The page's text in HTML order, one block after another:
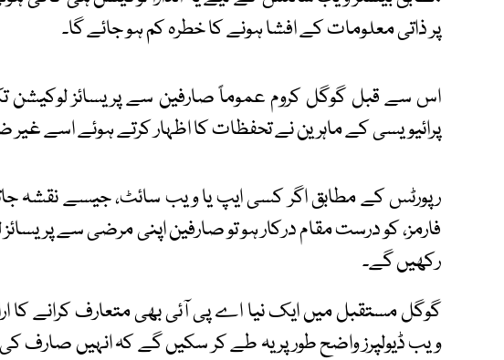
پر ذاتی معلومات کے افشا ہونے کا خطرہ کم ہو جائے گا۔
اس سے قبل گوگل کروم عموماً صارفین سے پریسائز لوکیشن
پرائیویسی کے ماہرین نے تحفظات کا اظہار کرتے ہوئے اسے غیر
رپورٹس کے مطابق اگر کسی ایپ یا ویب سائٹ، جیسے نقشہ
فارمز، کو درست مقام درکار ہو تو صارفین اپنی مرضی سے
رکھیں گے۔
گوگل مستقبل میں ایک نیا اے پی آئی بھی متعارف کرانے
ویب ڈیولپرز واضح طور پر یہ طے کر سکیں گے کہ انہیں صارف کی